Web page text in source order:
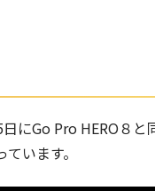
にGo Pro HERO８
います。